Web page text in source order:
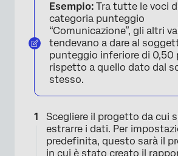
Esempio: Tra tutte le voci
categoria punteggio
“Comunicazione”, gli altri
tendevano a dare al
punteggio inferiore di 0,50
rispetto a quello dato dal
stesso.
Scegliere il progetto da cui
estrarre i dati. Per
predefinita, questo sarà il
in cui è stato creato il